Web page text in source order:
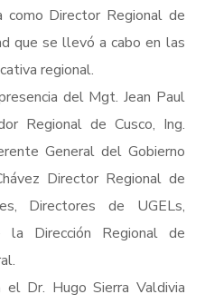
como Director Regional de
que se llevó a cabo en las
regional.
del Mgt. Jean Paul
Regional de Cusco, Ing.
General del Gobierno
Director Regional de
Directores de UGELs,
la Dirección Regional de
Dr. Hugo Sierra Valdivia